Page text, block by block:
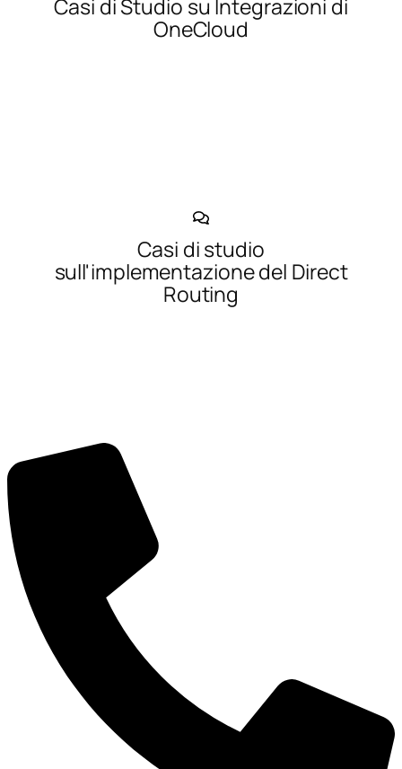
Casi di Studio su Integrazioni di
OneCloud
Casi di studio
sull'implementazione del Direct
Routing